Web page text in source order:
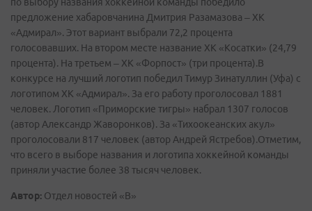
предложение хабаровчанина Дмитрия Разамазова – ХК
«Адмирал». Этот вариант выбрали 72,2 процента
голосовавших. На втором месте название ХК «Косатки» (24,79
процента). На третьем – ХК «Форпост» (три процента).В
конкурсе на лучший логотип победил Тимур Зинатуллин (Уфа) с
логотипом ХК «Адмирал». За его работу проголосовал 1881
человек. Логотип «Приморские тигры» набрал 1307 голосов
(автор Александр Жаворонков). За «Тихоокеанских акул»
проголосовали 817 человек (автор Андрей Ястребов).Отметим,
что всего в выборе названия и логотипа хоккейной команды
приняли участие более 38 тысяч человек.
Автор: Отдел новостей «В»